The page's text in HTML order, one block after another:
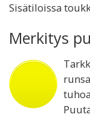
Sisätiloissa
Merkitys